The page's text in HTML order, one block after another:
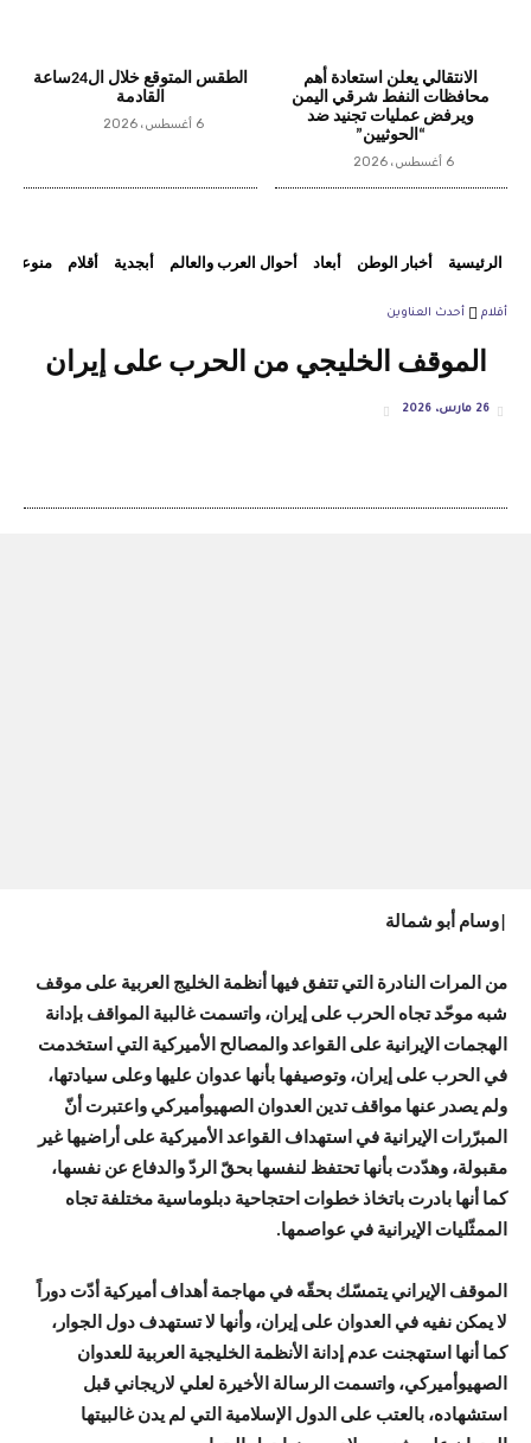
الانتقالي يعلن استعادة أهم
محافظات النفط شرقي اليمن
ويرفض عمليات تجنيد ضد
“الحوثيين”
6 أغسطس، 2026
الطقس المتوقع خلال ال24ساعة
القادمة
6 أغسطس، 2026